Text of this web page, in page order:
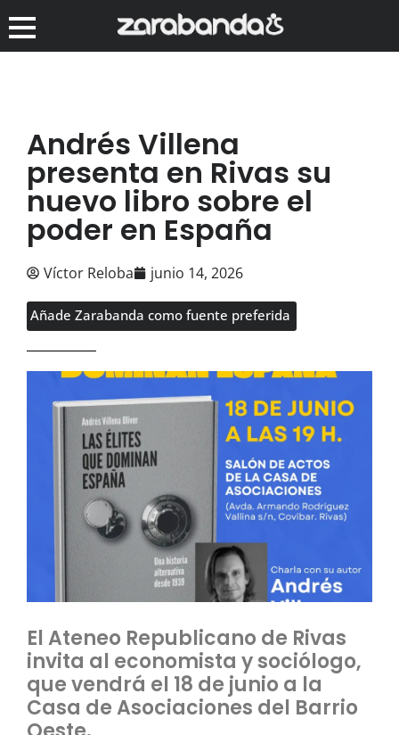
Andrés Villena
presenta en Rivas su
nuevo libro sobre el
poder en España
Víctor Reloba junio 14, 2026
Añade Zarabanda como fuente preferida
El Ateneo Republicano de Rivas
invita al economista y sociólogo,
que vendrá el 18 de junio a la
Casa de Asociaciones del Barrio